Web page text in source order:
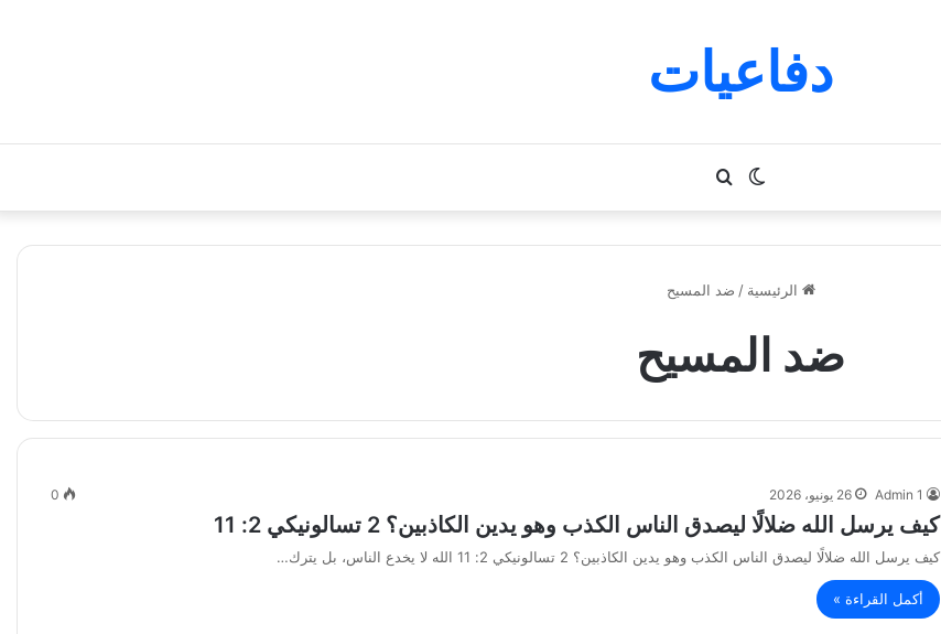
دفاعيات
بحث
عن
الوضع
المظلم
الرئيسية / ضد المسيح
ضد المسيح
Admin 1 26 يونيو، 2026 0
كيف يرسل الله ضلالًا ليصدق الناس الكذب وهو يدين الكاذبين؟ 2 تسالونيكي 2: 11
كيف يرسل الله ضلالًا ليصدق الناس الكذب وهو يدين الكاذبين؟ 2 تسالونيكي 2: 11 الله لا يخدع الناس، بل يترك…
أكمل القراءة »